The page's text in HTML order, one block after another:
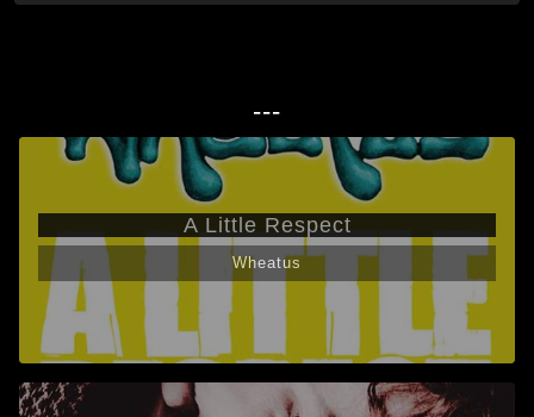
---
A Little Respect
Wheatus